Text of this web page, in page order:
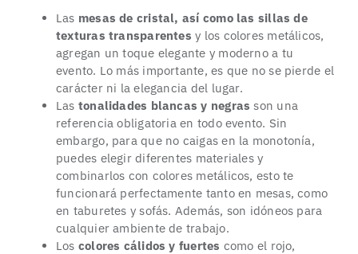
Las mesas de cristal, así como las sillas de
texturas transparentes y los colores metálicos,
agregan un toque elegante y moderno a tu
evento. Lo más importante, es que no se pierde el
carácter ni la elegancia del lugar.
Las tonalidades blancas y negras son una
referencia obligatoria en todo evento. Sin
embargo, para que no caigas en la monotonía,
puedes elegir diferentes materiales y
combinarlos con colores metálicos, esto te
funcionará perfectamente tanto en mesas, como
en taburetes y sofás. Además, son idóneos para
cualquier ambiente de trabajo.
Los colores cálidos y fuertes como el rojo,